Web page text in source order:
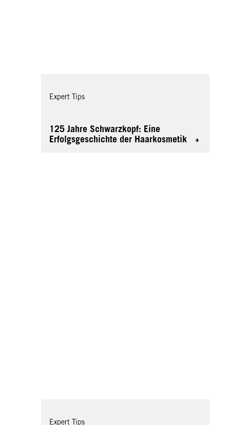
Expert Tips
125 Jahre Schwarzkopf: Eine
Erfolgsgeschichte der Haarkosmetik
Expert Tips